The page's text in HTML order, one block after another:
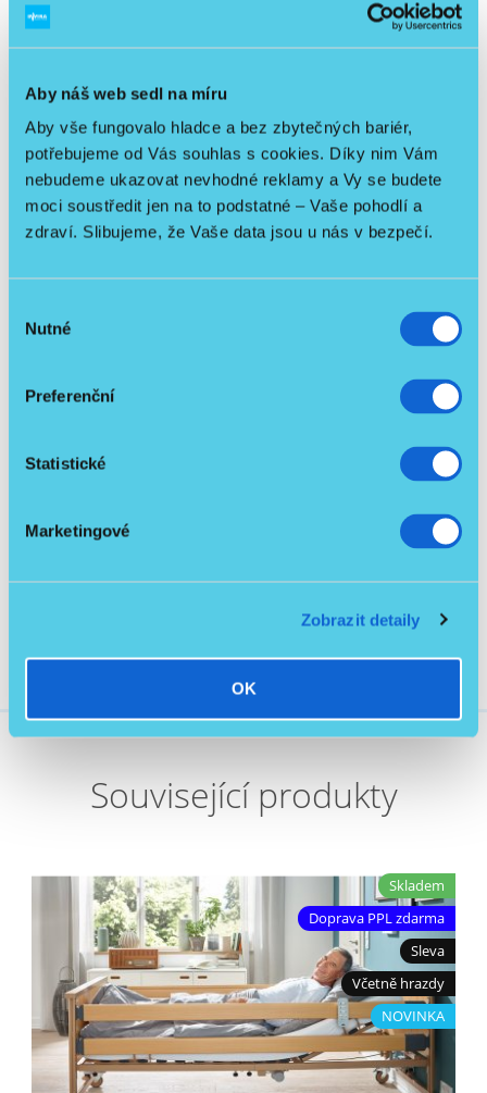
Aby náš web sedl na míru
Aby vše fungovalo hladce a bez zbytečných bariér,
potřebujeme od Vás souhlas s cookies. Díky nim Vám
nebudeme ukazovat nevhodné reklamy a Vy se budete
moci soustředit jen na to podstatné – Vaše pohodlí a
zdraví. Slibujeme, že Vaše data jsou u nás v bezpečí.
souhlasu
Nutné
Preferenční
Statistické
Marketingové
Zobrazit detaily
OK
Vhodné na toaletu i do sprchy
Odklopné područky pro boční nástup
Odklopné podnožky pro pohodlnější nastupování
Čtyři kolečka s nášlapnými brzdami
Nová hygienická nádoba v ceně
Snadný převoz po domácnosti
Skládací konstrukce
nový model
Obrázky jsou pouze orientační a nemusí v detailech
Související produkty
Skladem
Doprava PPL zdarma
Sleva
Včetně hrazdy
NOVINKA